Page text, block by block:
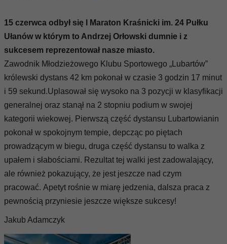
15 czerwca odbył się I Maraton Kraśnicki im. 24 Pułku
Ułanów w którym to Andrzej Orłowski dumnie i z
sukcesem reprezentował nasze miasto.
Zawodnik Młodzieżowego Klubu Sportowego „Lubartów”
królewski dystans 42 km pokonał w czasie 3 godzin 17 minut
i 59 sekund.Uplasował się wysoko na 3 pozycji w klasyfikacji
generalnej oraz stanął na 2 stopniu podium w swojej
kategorii wiekowej. Pierwszą część dystansu Lubartowianin
pokonał w spokojnym tempie, depcząc po piętach
prowadzącym w biegu, druga część dystansu to walka z
upałem i słabościami. Rezultat tej walki jest zadowalający,
ale również pokazujący, że jest jeszcze nad czym
pracować. Apetyt rośnie w miarę jedzenia, dalsza praca z
pewnością przyniesie jeszcze większe sukcesy!
Jakub Adamczyk